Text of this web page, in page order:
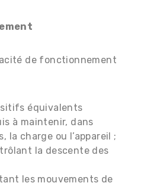
de fonctionnement
équivalents
à maintenir, dans
la charge ou l’appareil ;
la descente des
les mouvements de